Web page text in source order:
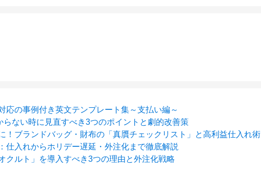
応の事例付き英文テンプレート集～支払い編～
らない時に見直すべき3つのポイントと劇的改善策
！ブランドバッグ・財布の「真贋チェックリスト」と高利益仕入れ術
仕入れからホリデー遅延・外注化まで徹底解説
クルト」を導入すべき3つの理由と外注化戦略